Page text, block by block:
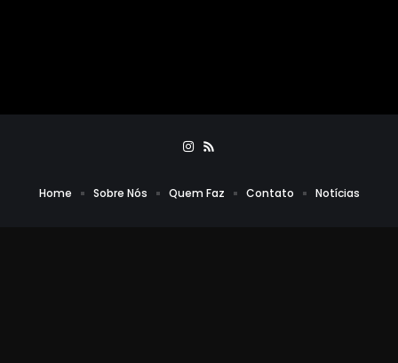
Home Sobre Nós Quem Faz Contato Notícias